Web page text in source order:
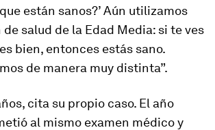
están sanos?’ Aún utilizamos
salud de la Edad Media: si te ves
bien, entonces estás sano.
de manera muy distinta”.
cita su propio caso. El año
al mismo examen médico y